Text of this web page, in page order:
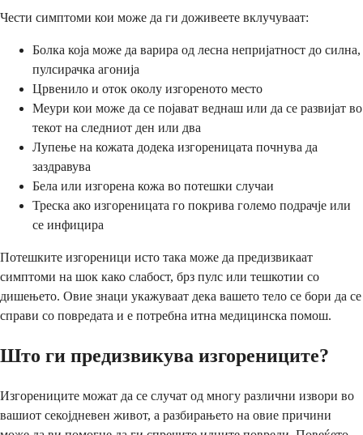
Чести симптоми кои може да ги доживеете вклучуваат:
Болка која може да варира од лесна непријатност до силна,
пулсирачка агонија
Црвенило и оток околу изгореното место
Меури кои може да се појават веднаш или да се развијат во
текот на следниот ден или два
Лупење на кожата додека изгореницата почнува да
заздравува
Бела или изгорена кожа во потешки случаи
Треска ако изгореницата го покрива големо подрачје или
се инфицира
Потешките изгореници исто така може да предизвикаат
симптоми на шок како слабост, брз пулс или тешкотии со
дишењето. Овие знаци укажуваат дека вашето тело се бори да се
справи со повредата и е потребна итна медицинска помош.
Што ги предизвикува изгорениците?
Изгорениците можат да се случат од многу различни извори во
вашиот секојдневен живот, а разбирањето на овие причини